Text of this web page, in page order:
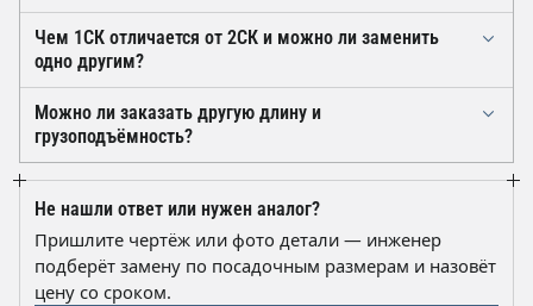
На каждый строп крепится металлическая бирка с
номером, грузоподъёмностью и датой испытания. На
партию оформляется паспорт качества с указанием
обозначения 1СК-2,0/3000 и результата испытания
нагрузкой 1,25 от номинала.
Чем 1СК отличается от 2СК и можно ли заменить
одно другим?
1СК имеет одну ветвь и рассчитан на груз с одной
точкой захвата, 2СК — две ветви для двух точек, и их
грузоподъёмности считаются по-разному, поэтому
прямая замена недопустима. Если сомневаетесь в
выборе, подберём аналог по чертежу или фото узла
— воспользуйтесь кнопкой «Подобрать по чертежу».
Можно ли заказать другую длину и
грузоподъёмность?
Да, стропы 1СК изготавливаются на канате нужного
диаметра под требуемую длину; данный вариант —
канат 11 мм, длина 3000 мм, 2 т. Укажите нужные
параметры и тип концевого элемента при заказе.
Не нашли ответ или нужен аналог?
Пришлите чертёж или фото детали — инженер
подберёт замену по посадочным размерам и назовёт
цену со сроком.